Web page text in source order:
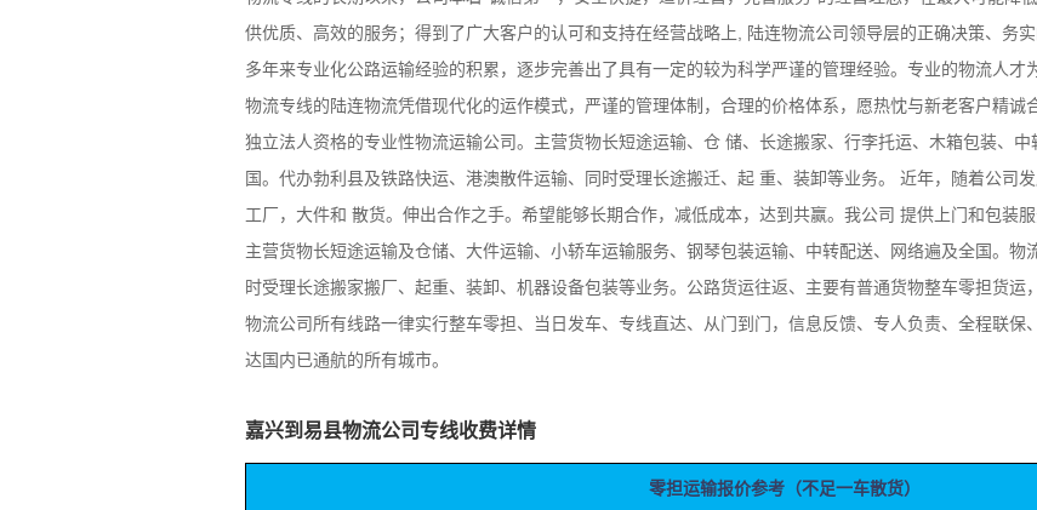
供优质、高效的服务；得到了广大客户的认可和支持在经营战略上, 陆连物流公司领导层的正确决策、务
多年来专业化公路运输经验的积累，逐步完善出了具有一定的较为科学严谨的管理经验。专业的物流人才
物流专线的陆连物流凭借现代化的运作模式，严谨的管理体制，合理的价格体系，愿热忱与新老客户精诚
独立法人资格的专业性物流运输公司。主营货物长短途运输、仓 储、长途搬家、行李托运、木箱包装、
国。代办勃利县及铁路快运、港澳散件运输、同时受理长途搬迁、起 重、装卸等业务。 近年，随着公司
工厂，大件和 散货。伸出合作之手。希望能够长期合作，减低成本，达到共赢。我公司 提供上门和包装
主营货物长短途运输及仓储、大件运输、小轿车运输服务、钢琴包装运输、中转配送、网络遍及全国。物
时受理长途搬家搬厂、起重、装卸、机器设备包装等业务。公路货运往返、主要有普通货物整车零担货运
物流公司所有线路一律实行整车零担、当日发车、专线直达、从门到门，信息反馈、专人负责、全程联保
达国内已通航的所有城市。
嘉兴到易县物流公司专线收费详情
零担运输报价参考（不足一车散货）